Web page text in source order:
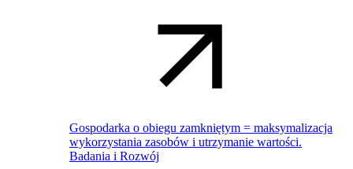
Gospodarka o obiegu zamkniętym = maksymalizacja
wykorzystania zasobów i utrzymanie wartości.
Badania i Rozwój